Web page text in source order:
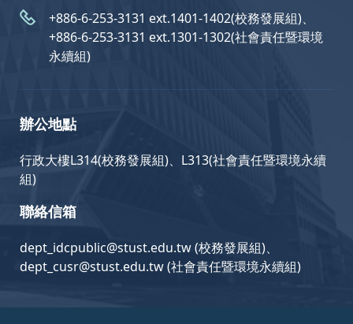
+886-6-253-3131 ext.1401-1402(校務發展組)、
+886-6-253-3131 ext.1301-1302(社會責任暨環境
永續組)
辦公地點
行政大樓L314(校務發展組)、L313(社會責任暨環境永續
組)
聯絡信箱
dept_idcpublic@stust.edu.tw (校務發展組)、
dept_cusr@stust.edu.tw (社會責任暨環境永續組)